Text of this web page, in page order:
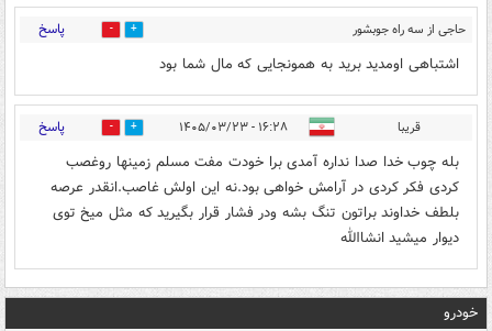
حاجی از سه راه جوبشور
قم
۱۲:۵۶ - ۱۴۰۵/۰۳/۲۳
0 پاسخ
اشتباهی اومدید برید به همونجایی که مال شما بود
قریبا ۱۶:۲۸ - ۱۴۰۵/۰۳/۲۳ 0 پاسخ
بله چوب خدا صدا نداره آمدی برا خودت مفت مسلم زمینها روغصب
کردی فکر کردی در آرامش خواهی بود.نه این اولش غاصب.انقدر عرصه
بلطف خداوند براتون تنگ بشه ودر فشار قرار بگیرید که مثل میخ توی
دیوار میشید انشاالله
خودرو